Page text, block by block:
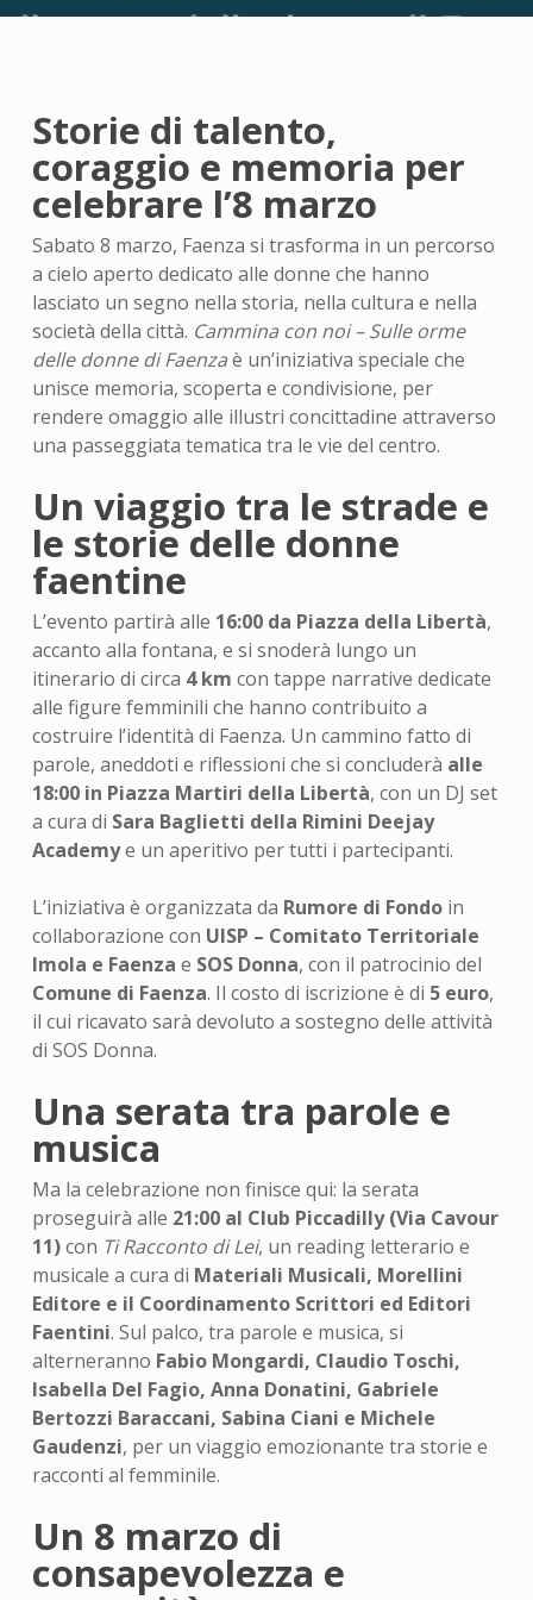
Storie di talento,
coraggio e memoria per
celebrare l’8 marzo
Sabato 8 marzo, Faenza si trasforma in un percorso
a cielo aperto dedicato alle donne che hanno
lasciato un segno nella storia, nella cultura e nella
società della città. Cammina con noi – Sulle orme
delle donne di Faenzaè un’iniziativa speciale che
unisce memoria, scoperta e condivisione, per
rendere omaggio alle illustri concittadine attraverso
una passeggiata tematica tra le vie del centro.
Un viaggio tra le strade e
le storie delle donne
faentine
L’evento partirà alle 16:00 da Piazza della Libertà,
accanto alla fontana, e si snoderà lungo un
itinerario di circa 4 km con tappe narrative dedicate
alle figure femminili che hanno contribuito a
costruire l’identità di Faenza. Un cammino fatto di
parole, aneddoti e riflessioni che si concluderà alle
18:00 in Piazza Martiri della Libertà, con un DJ set
a cura di Sara Baglietti della Rimini Deejay
Academye un aperitivo per tutti i partecipanti.
L’iniziativa è organizzata da Rumore di Fondoin
collaborazione con UISP – Comitato Territoriale
Imola e Faenza e SOS Donna, con il patrocinio del
Comune di Faenza. Il costo di iscrizione è di 5 euro,
il cui ricavato sarà devoluto a sostegno delle attività
di SOS Donna.
Una serata tra parole e
musica
Ma la celebrazione non finisce qui: la serata
proseguirà alle 21:00 al Club Piccadilly (Via Cavour
11)con Ti Racconto di Lei, un reading letterario e
musicale a cura di Materiali Musicali, Morellini
Editore e il Coordinamento Scrittori ed Editori
Faentini. Sul palco, tra parole e musica, si
alterneranno Fabio Mongardi, Claudio Toschi,
Isabella Del Fagio, Anna Donatini, Gabriele
Bertozzi Baraccani, Sabina Ciani e Michele
Gaudenzi, per un viaggio emozionante tra storie e
racconti al femminile.
Un 8 marzo di
consapevolezza e